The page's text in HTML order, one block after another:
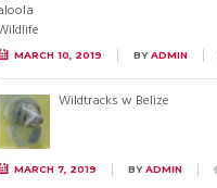
MARCH 10, 2019 BYADMIN
Wildtracks w Belize
MARCH 7, 2019 BYADMIN